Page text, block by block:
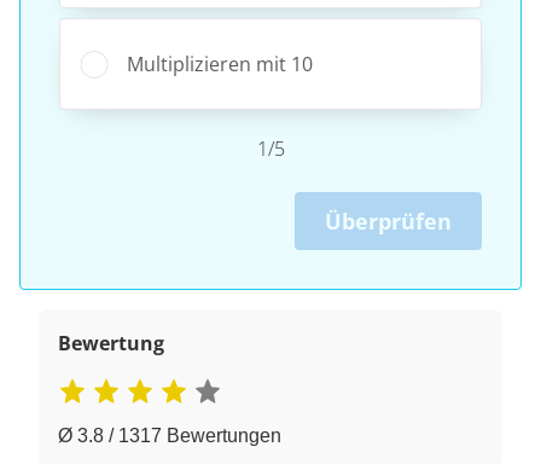
Multiplizieren mit 10
1/5
Überprüfen
Bewertung
Ø 3.8 / 1317 Bewertungen